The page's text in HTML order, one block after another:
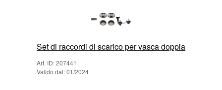
Set di raccordi di scarico per vasca doppia
Art. ID: 207441
Valido dal: 01/2024